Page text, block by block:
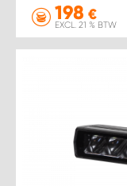
198 €
EXCL. 21 % BTW
WORK SYSTEM
WORK SYSTEM